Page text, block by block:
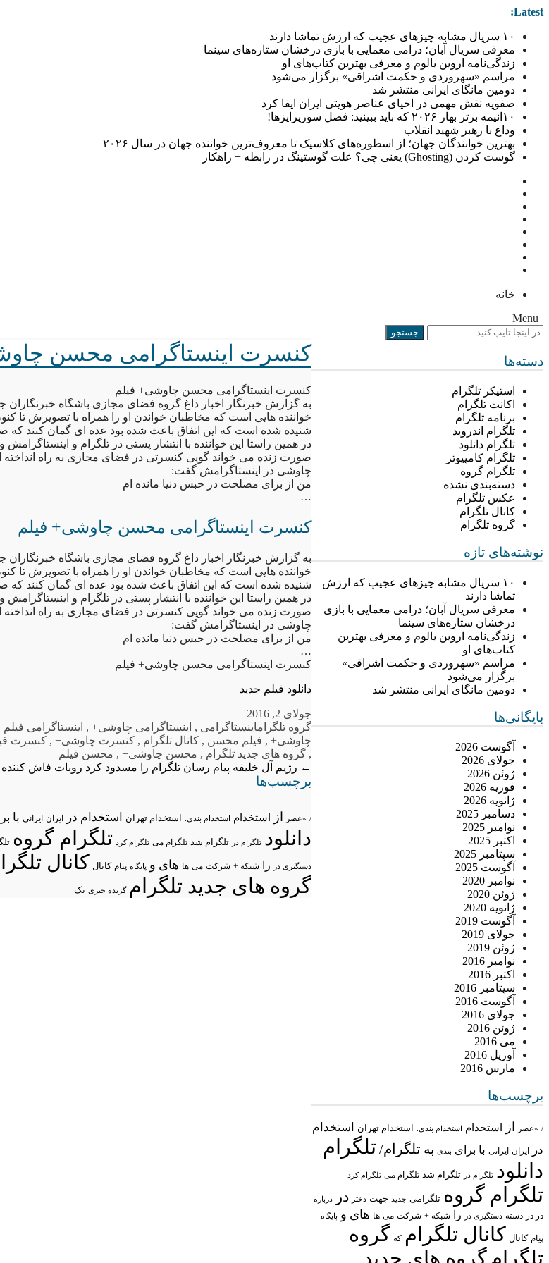
Latest:
۱۰ سریال مشابه چیزهای عجیب که ارزش تماشا دارند
معرفی سریال آبان؛ درامی معمایی با بازی درخشان ستاره‌های سینما
زندگی‌نامه اروین یالوم و معرفی بهترین کتاب‌های او
مراسم «سهروردی و حکمت اشراقی» برگزار می‌شود
دومین مانگای ایرانی منتشر شد
صفویه نقش مهمی در احیای عناصر هویتی ایران ایفا کرد
۱۰انیمه برتر بهار ۲۰۲۶ که باید ببینید: فصل سورپرایزها!
وداع با رهبر شهید انقلاب
بهترین خوانندگان جهان؛ از اسطوره‌های کلاسیک تا معروف‌ترین خواننده جهان در سال ۲۰۲۶
گوست کردن (Ghosting) یعنی چی؟ علت گوستینگ در رابطه + راهکار
خانه
Menu
دسته‌ها
استیکر تلگرام
اکانت تلگرام
برنامه تلگرام
تلگرام اندروید
تلگرام دانلود
تلگرام کامپیوتر
تلگرام گروه
دسته‌بندی نشده
عکس تلگرام
کانال تلگرام
گروه تلگرام
نوشته‌های تازه
۱۰ سریال مشابه چیزهای عجیب که ارزش
تماشا دارند
معرفی سریال آبان؛ درامی معمایی با بازی
درخشان ستاره‌های سینما
زندگی‌نامه اروین یالوم و معرفی بهترین
کتاب‌های او
مراسم «سهروردی و حکمت اشراقی»
برگزار می‌شود
دومین مانگای ایرانی منتشر شد
بایگانی‌ها
آگوست 2026
جولای 2026
ژوئن 2026
فوریه 2026
ژانویه 2026
دسامبر 2025
نوامبر 2025
اکتبر 2025
سپتامبر 2025
آگوست 2025
نوامبر 2020
ژوئن 2020
ژانویه 2020
آگوست 2019
جولای 2019
ژوئن 2019
نوامبر 2016
اکتبر 2016
سپتامبر 2016
آگوست 2016
جولای 2016
ژوئن 2016
می 2016
آوریل 2016
مارس 2016
برچسب‌ها
/ «عصر از استخدام استخدام بندی: استخدام تهران
استخدام
در
ایران ایرانی با برای بندی به تلگرام/ تلگرام
دانلود تلگرام در تلگرام شد تلگرام می تلگرام کرد
تلگرام گروه تلگرامی جدید جهت دختر در درباره
در در دسته دستگیری در را شبکه + شرکت می ها های و پایگاه
پیام کانال کانال تلگرام که گروه
تلگرام گروه های جدید
کنسرت اینستاگرامی محسن
کنسرت اینستاگرامی محسن چاوشی+ فیلم
به گزارش خبرنگار اخبار داغ گروه فضای مجازی باشگاه
خواننده هایی است که مخاطبان خواندن او را همراه با تصویرش تا
شنیده شده است که این اتفاق باعث شده بود عده ای گمان کنند که
در همین راستا این خواننده با انتشار پستی در تلگرام و
صورت زنده می خواند گویی کنسرتی در فضای مجازی به راه
چاوشی در اینستاگرامش گفت:
من از براى مصلحت در حبس دنیا مانده ام
…
کنسرت اینستاگرامی محسن چاوشی+ فیلم
به گزارش خبرنگار اخبار داغ گروه فضای مجازی باشگاه
خواننده هایی است که مخاطبان خواندن او را همراه با تصویرش تا
شنیده شده است که این اتفاق باعث شده بود عده ای گمان کنند که
در همین راستا این خواننده با انتشار پستی در تلگرام و
صورت زنده می خواند گویی کنسرتی در فضای مجازی به راه
چاوشی در اینستاگرامش گفت:
من از براى مصلحت در حبس دنیا مانده ام
…
کنسرت اینستاگرامی محسن چاوشی+ فیلم
دانلود فیلم جدید
جولای 2, 2016
گروه تلگراماینستاگرامی , اینستاگرامی چاوشی+, اینستاگرامی فیلم
چاوشی+, فیلم محسن , کانال تلگرام , کنسرت چاوشی+, کنسرت
, گروه های جدید تلگرام , محسن چاوشی+, محسن فیلم
← رژیم آل خلیفه پیام رسان تلگرام را مسدود کرد روبات فاش
برچسب‌ها
/ «عصر از استخدام استخدام بندی: استخدام تهران استخدام در ایران ایرانی با
دانلود تلگرام در تلگرام شد تلگرام می تلگرام کرد تلگرام گروه
دستگیری در را شبکه + شرکت می ها های و پایگاه پیام کانال کانال
گروه های جدید تلگرام گزیده خبری یک